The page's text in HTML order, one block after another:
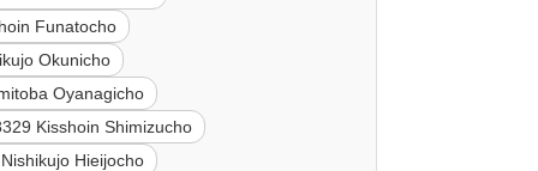
Funatocho
Okunicho
Oyanagicho
Kisshoin Shimizucho
Hieijocho